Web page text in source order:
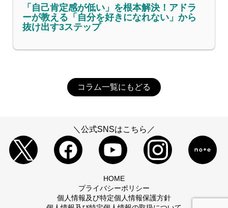
「自己肯定感が低い」を根本解決！アドラ
ーが教える「自分を好きになれない」から
抜け出す3ステップ
コラム一覧にもどる
＼公式SNSはこちら／
HOME
プライバシーポリシー
個人情報及び特定個人情報保護方針